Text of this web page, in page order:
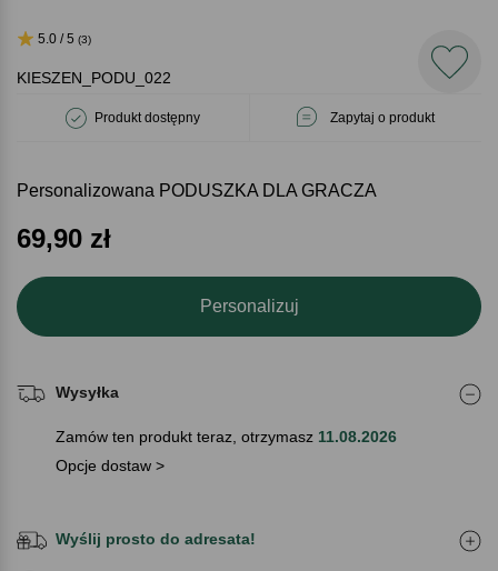
KIESZEN_PODU_022
Produkt dostępny Zapytaj o produkt
5.0 / 5 (3)
Personalizowana PODUSZKA DLA GRACZA
69,90 zł
Personalizuj
Wysyłka
Zamów ten produkt teraz, otrzymasz 11.08.2026
Opcje dostaw >
Wyślij prosto do adresata!